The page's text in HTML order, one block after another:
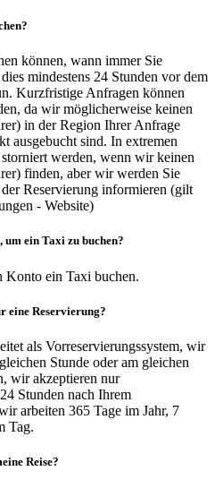
können, wann immer Sie
mindestens 24 Stunden vor dem
Kurzfristige Anfragen können
da wir möglicherweise keinen
in der Region Ihrer Anfrage
ausgebucht sind. In extremen
werden, wenn wir keinen
finden, aber wir werden Sie
Reservierung informieren (gilt
- Website)
um ein Taxi zu buchen?
Konto ein Taxi buchen.
eine Reservierung?
als Vorreservierungssystem, wir
Stunde oder am gleichen
wir akzeptieren nur
Stunden nach Ihrem
arbeiten 365 Tage im Jahr, 7
Tag.
Reise?